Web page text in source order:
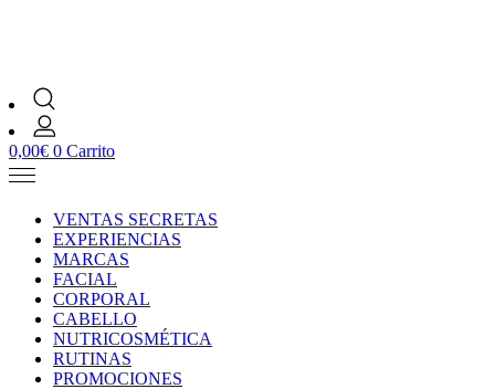
0,00€ 0 Carrito
VENTAS SECRETAS
EXPERIENCIAS
MARCAS
FACIAL
CORPORAL
CABELLO
NUTRICOSMÉTICA
RUTINAS
PROMOCIONES